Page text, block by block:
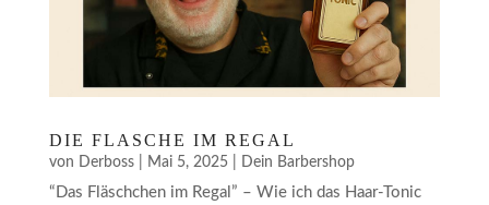
DIE FLASCHE IM REGAL
von Derboss| Mai 5, 2025| Dein Barbershop
“Das Fläschchen im Regal” – Wie ich das Haar-Tonic